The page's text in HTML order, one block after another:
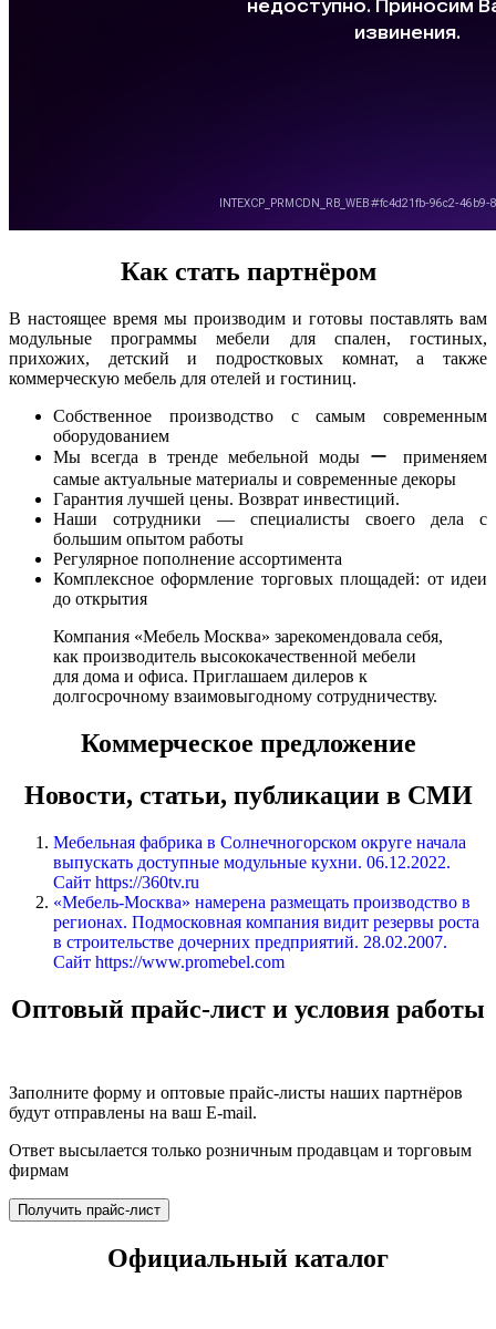
Как стать партнёром
В настоящее время мы производим и готовы поставлять вам
модульные программы мебели для спален, гостиных,
прихожих, детский и подростковых комнат, а также
коммерческую мебель для отелей и гостиниц.
Собственное производство с самым современным
оборудованием
Мы всегда в тренде мебельной моды ー применяем
самые актуальные материалы и современные декоры
Гарантия лучшей цены. Возврат инвестиций.
Наши сотрудники — специалисты своего дела с
большим опытом работы
Регулярное пополнение ассортимента
Комплексное оформление торговых площадей: от идеи
до открытия
Компания «Мебель Москва» зарекомендовала себя,
как производитель высококачественной мебели
для дома и офиса. Приглашаем дилеров к
долгосрочному взаимовыгодному сотрудничеству.
Коммерческое предложение
Новости, статьи, публикации в СМИ
Мебельная фабрика в Солнечногорском округе начала
выпускать доступные модульные кухни. 06.12.2022.
Сайт https://360tv.ru
«Мебель-Москва» намерена размещать производство в
регионах. Подмосковная компания видит резервы роста
в строительстве дочерних предприятий. 28.02.2007.
Сайт https://www.promebel.com
Оптовый прайс-лист и условия работы
Заполните форму и оптовые прайс-листы наших партнёров
будут отправлены на ваш E-mail.
Ответ высылается только розничным продавцам и торговым
фирмам
Получить прайс-лист
Официальный каталог